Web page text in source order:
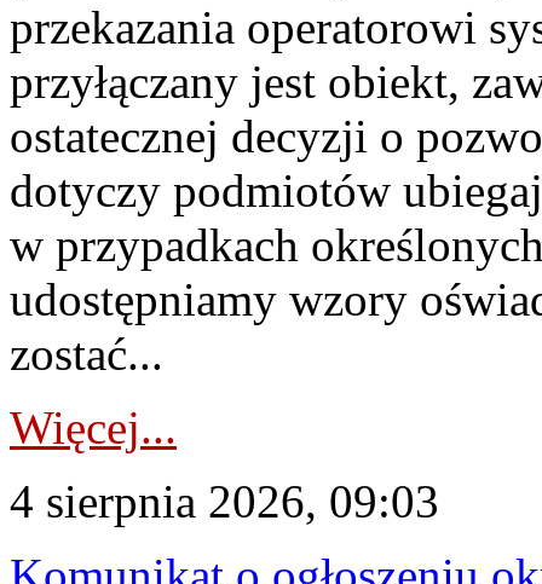
przekazania operatorowi
przyłączany jest obiekt,
ostatecznej decyzji o
dotyczy podmiotów
w przypadkach
udostępniamy wzory
zostać...
Więcej...
4 sierpnia 2026, 09:03